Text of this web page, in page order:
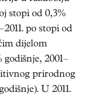
stopi od 0,3%
po stopi od
dijelom
2001–
prirodnog
U 2011.